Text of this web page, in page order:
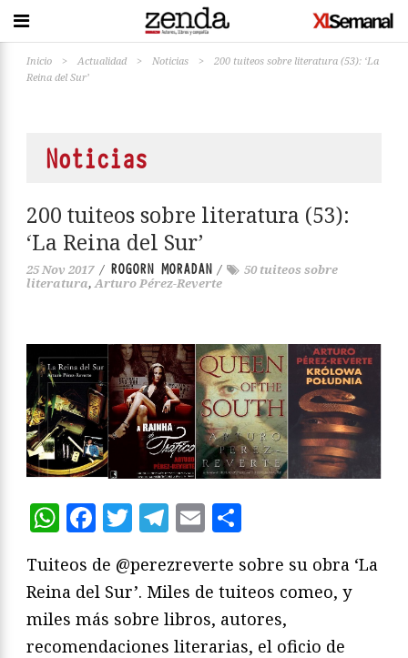
Inicio > Actualidad > Noticias >
200 tuiteos sobre literatura (53): ‘La
Reina del Sur’
Noticias
200 tuiteos sobre literatura (53):
‘La Reina del Sur’
25 Nov 2017 / ROGORN MORADAN /
50 tuiteos sobre
literatura, Arturo Pérez-Reverte
WhatsApp
Facebook
Twitter
Telegram
Email
Tuiteos de @perezreverte sobre su obra ‘La
Reina del Sur’. Miles de tuiteos comeo, y
miles más sobre libros, autores,
recomendaciones literarias, el oficio de